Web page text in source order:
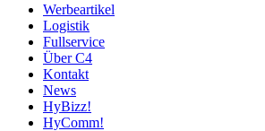
Werbeartikel
Logistik
Fullservice
Über C4
Kontakt
News
HyBizz!
HyComm!